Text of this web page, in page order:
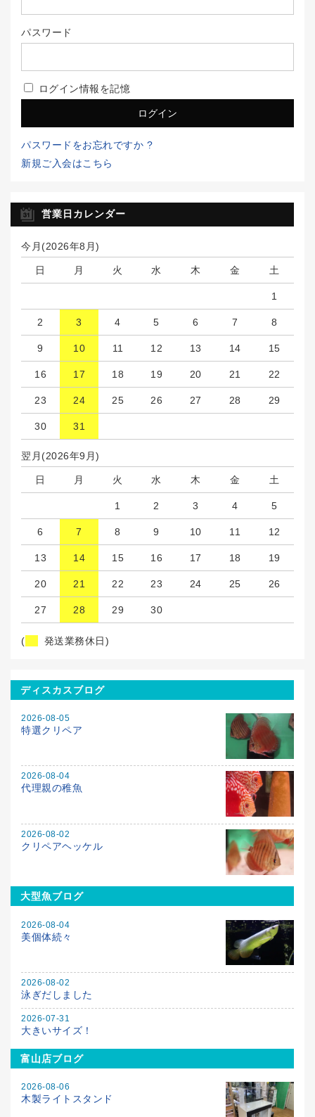
パスワード
ログイン情報を記憶
パスワードをお忘れですか ?
新規ご入会はこちら
営業日カレンダー
今月(2026年8月)
日 月 火 水 木 金 土
1
2 3 4 5 6 7 8
9 10 11 12 13 14 15
16 17 18 19 20 21 22
23 24 25 26 27 28 29
30 31
翌月(2026年9月)
日 月 火 水 木 金 土
1 2 3 4 5
6 7 8 9 10 11 12
13 14 15 16 17 18 19
20 21 22 23 24 25 26
27 28 29 30
( 発送業務休日)
ディスカスブログ
2026-08-05
特選クリペア
2026-08-04
代理親の稚魚
2026-08-02
クリペアヘッケル
大型魚ブログ
2026-08-04
美個体続々
2026-08-02
泳ぎだしました
2026-07-31
大きいサイズ！
富山店ブログ
2026-08-06
木製ライトスタンド